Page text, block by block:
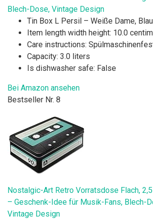
Blech-Dose, Vintage Design
Tin Box L Persil – Weiße Dame, Blau
Item length width height: 10.0
Care instructions:
Capacity: 3.0 liters
Is dishwasher safe: False
Bei Amazon ansehen
Bestseller Nr. 8
Nostalgic-Art Retro Vorratsdose Flach,
– Geschenk-Idee für Musik-Fans, Blech-
Vintage Design